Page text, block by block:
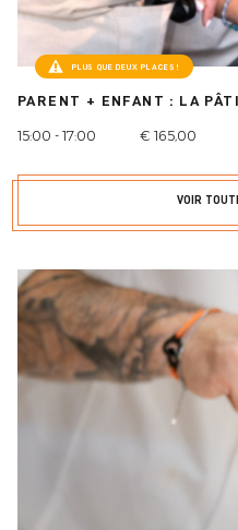
PLUS QUE DEUX PLACES!
PARENT + ENFANT : LA
15:00 - 17:00 € 165,00
VOIR